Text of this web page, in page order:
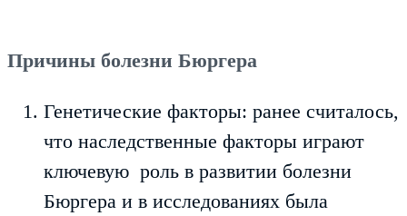
Причины болезни Бюргера
Генетические факторы: ранее считалось,
что наследственные факторы играют
ключевую роль в развитии болезни
Бюргера и в исследованиях была